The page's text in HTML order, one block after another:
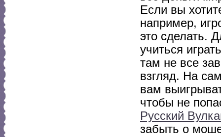
Если вы
например,
это сделать.
учиться
там не все
взгляд. На
вам
чтобы не
Русский
забыть о